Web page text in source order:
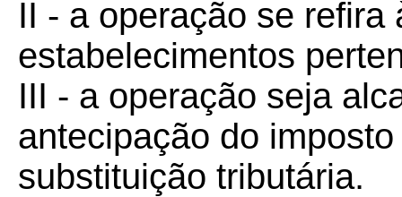
II - a operação se refira
estabelecimentos
III - a operação seja
antecipação do
substituição tributária.